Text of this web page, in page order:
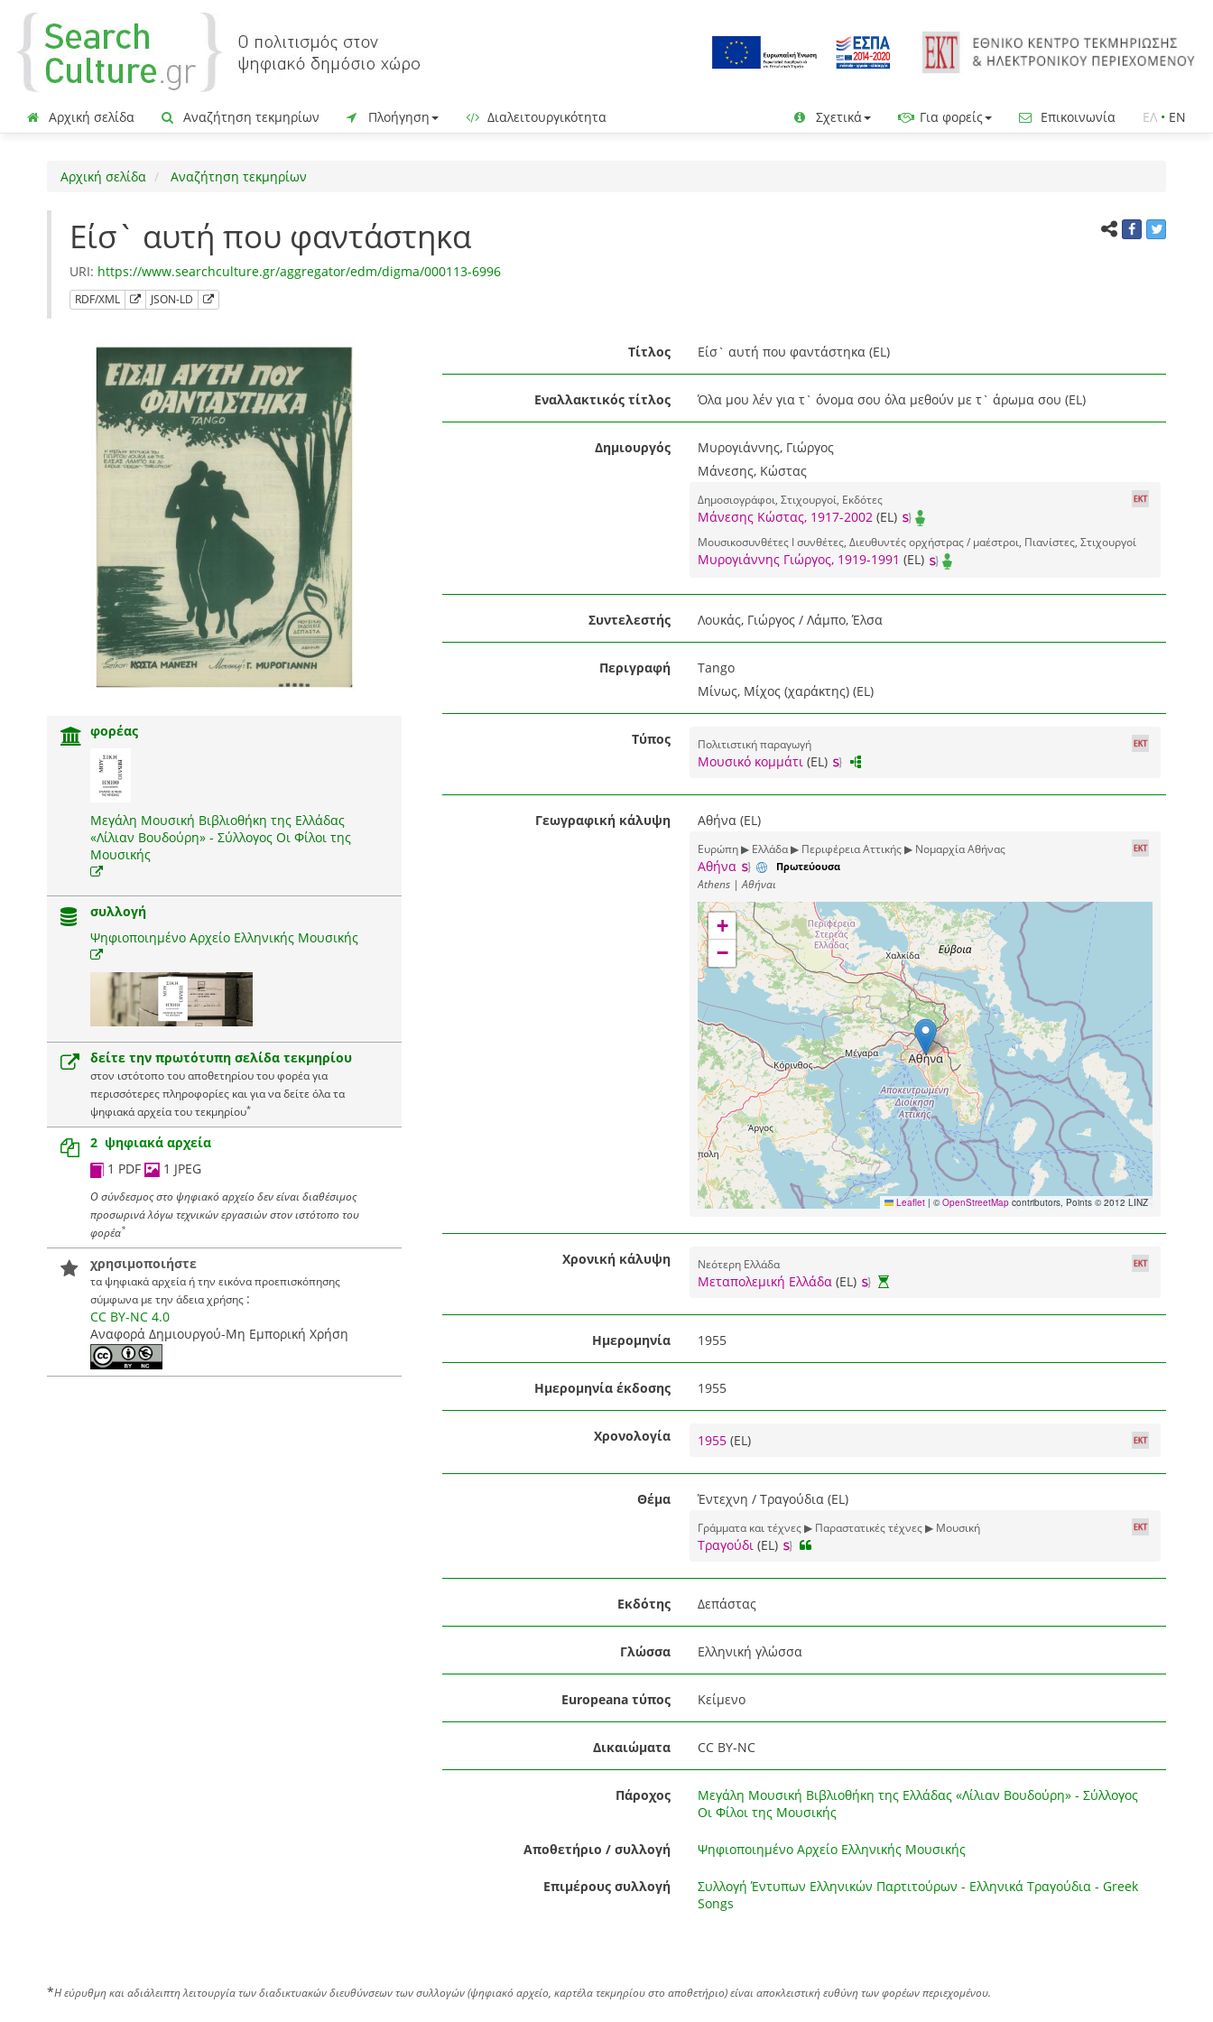
Αρχική σελίδα Αναζήτηση τεκμηρίων Πλοήγηση Διαλειτουργικότητα Σχετικά Για φορείς Επικοινωνία ΕΛ • EN
Αρχική σελίδα Αναζήτηση τεκμηρίων
Είσ` αυτή που φαντάστηκα
URI: https://www.searchculture.gr/aggregator/edm/digma/000113-6996
RDF/XML JSON-LD
φορέας
Μεγάλη Μουσική Βιβλιοθήκη της Ελλάδας
«Λίλιαν Βουδούρη» - Σύλλογος Οι Φίλοι της
Μουσικής
συλλογή
Ψηφιοποιημένο Αρχείο Ελληνικής Μουσικής
δείτε την πρωτότυπη σελίδα τεκμηρίου
στον ιστότοπο του αποθετηρίου του φορέα για
περισσότερες πληροφορίες και για να δείτε όλα τα
ψηφιακά αρχεία του τεκμηρίου*
2 ψηφιακά αρχεία
1 PDF
1 JPEG
Ο σύνδεσμος στο ψηφιακό αρχείο δεν είναι διαθέσιμος
προσωρινά λόγω τεχνικών εργασιών στον ιστότοπο του
φορέα*
χρησιμοποιήστε
τα ψηφιακά αρχεία ή την εικόνα προεπισκόπησης
σύμφωνα με την άδεια χρήσης :
CC BY-NC 4.0
Αναφορά Δημιουργού-Μη Εμπορική Χρήση
Τίτλος Είσ` αυτή που φαντάστηκα (EL)
Εναλλακτικός τίτλος Όλα μου λέν για τ` όνομα σου όλα μεθούν με τ` άρωμα σου (EL)
Δημιουργός
Μυρογιάννης, Γιώργος
Μάνεσης, Κώστας
Δημοσιογράφοι, Στιχουργοί, Εκδότες
Μάνεσης Κώστας, 1917-2002(EL)
Μουσικοσυνθέτες I συνθέτες, Διευθυντές ορχήστρας / μαέστροι, Πιανίστες, Στιχουργοί
Μυρογιάννης Γιώργος, 1919-1991 (EL)
Συντελεστής Λουκάς, Γιώργος / Λάμπο, Έλσα
Περιγραφή
Tango
Μίνως, Μίχος (χαράκτης) (EL)
Τύπος Πολιτιστική παραγωγή
Μουσικό κομμάτι (EL)
Γεωγραφική κάλυψη Αθήνα (EL)
Ευρώπη ▶ Ελλάδα ▶ Περιφέρεια Αττικής ▶ Νομαρχία Αθήνας
Αθήνα Πρωτεύουσα
Athens | Αθήναι
+
−
Leaflet | ©OpenStreetMapcontributors, Points © 2012 LINZ
Χρονική κάλυψη Νεότερη Ελλάδα
Μεταπολεμική Ελλάδα (EL)
Ημερομηνία 1955
Ημερομηνία έκδοσης 1955
Χρονολογία 1955 (EL)
Θέμα Έντεχνη / Τραγούδια (EL)
Γράμματα και τέχνες ▶ Παραστατικές τέχνες ▶ Μουσική
Τραγούδι (EL)
Εκδότης Δεπάστας
Γλώσσα Ελληνική γλώσσα
Europeana τύπος Κείμενο
Δικαιώματα CC BY-NC
Πάροχος
Μεγάλη Μουσική Βιβλιοθήκη της Ελλάδας «Λίλιαν Βουδούρη» - Σύλλογος
Οι Φίλοι της Μουσικής
Αποθετήριο / συλλογή Ψηφιοποιημένο Αρχείο Ελληνικής Μουσικής
Επιμέρους συλλογή
Συλλογή Έντυπων Ελληνικών Παρτιτούρων - Ελληνικά Τραγούδια - Greek
Songs
*Η εύρυθμη και αδιάλειπτη λειτουργία των διαδικτυακών διευθύνσεων των συλλογών (ψηφιακό αρχείο, καρτέλα τεκμηρίου στο αποθετήριο) είναι αποκλειστική ευθύνη των φορέων περιεχομένου.